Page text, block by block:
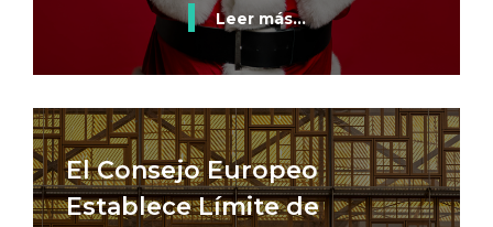
Leer más...
El Consejo Europeo
Establece Límite de